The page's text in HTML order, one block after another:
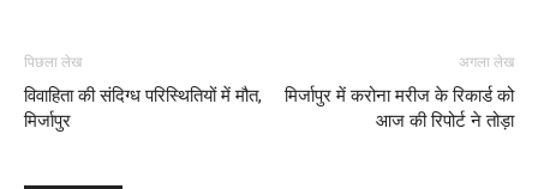
पिछला लेख
विवाहिता की संदिग्ध परिस्थितियों में मौत,
मिर्जापुर
अगला लेख
मिर्जापुर में करोना मरीज के रिकार्ड को
आज की रिपोर्ट ने तोड़ा